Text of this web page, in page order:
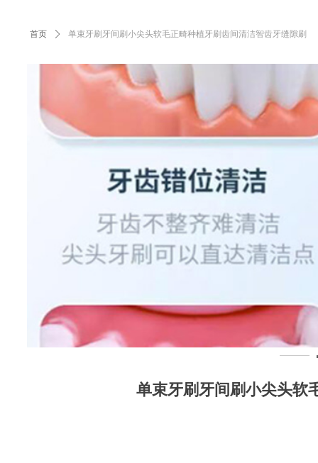
首页 ꄲ 单束牙刷牙间刷小尖头软毛正畸种植牙刷齿间清洁智齿牙缝隙刷
单束牙刷牙间刷小尖头软